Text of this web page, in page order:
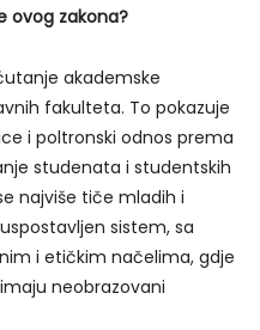
ovog zakona?
akademske
fakulteta. To pokazuje
i poltronski odnos prema
studenata i studentskih
najviše tiče mladih i
sistem, sa
i etičkim načelima, gdje
neobrazovani